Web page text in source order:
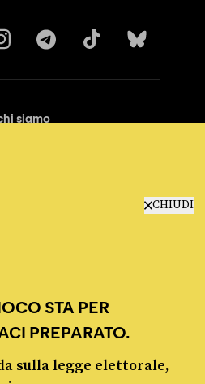
CHIUDI
STA PER
PREPARATO.
sulla legge elettorale,
siamo
Politica 2012 - 2026